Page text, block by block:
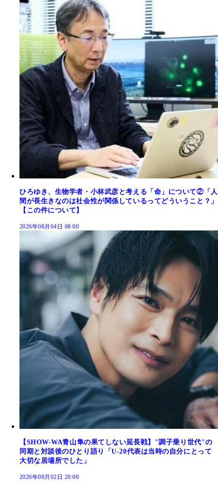
ひろゆき、生物学者・小林武彦と考える「命」について②「人
間が長生きなのは社会性が関係しているってどういうこと？」
【この件について】
2026年08月04日 08:00
【SHOW-WA青山隼の果てしない延長戦】"調子乗り世代"の
同期と対談後のひとり語り「U-20代表は当時の自分にとって
大切な居場所でした」
2026年08月02日 20:00